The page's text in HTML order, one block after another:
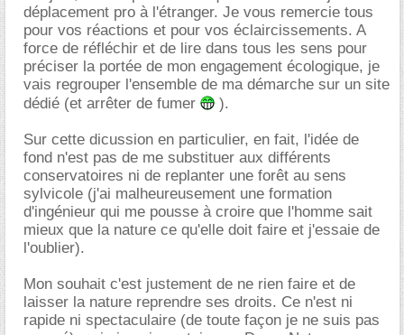
déplacement pro à l'étranger. Je vous remercie tous
pour vos réactions et pour vos éclaircissements. A
force de réfléchir et de lire dans tous les sens pour
préciser la portée de mon engagement écologique, je
vais regrouper l'ensemble de ma démarche sur un site
dédié (et arrêter de fumer
).
Sur cette dicussion en particulier, en fait, l'idée de
fond n'est pas de me substituer aux différents
conservatoires ni de replanter une forêt au sens
sylvicole (j'ai malheureusement une formation
d'ingénieur qui me pousse à croire que l'homme sait
mieux que la nature ce qu'elle doit faire et j'essaie de
l'oublier).
Mon souhait c'est justement de ne rien faire et de
laisser la nature reprendre ses droits. Ce n'est ni
rapide ni spectaculaire (de toute façon je ne suis pas